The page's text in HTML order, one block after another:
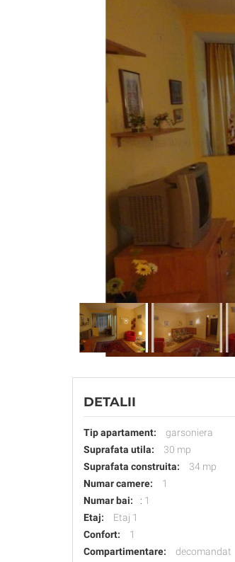
DETALII
Tip apartament:
garsoniera
Suprafata utila:
30 mp
Suprafata construita:
34 mp
Numar camere:
1
Numar bai:
: 1
Etaj:
Etaj 1
Confort:
1
Compartimentare:
decomandat